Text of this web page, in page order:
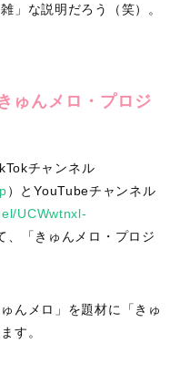
」な説明だろう（笑）。
ゅんメロ・プロジ
チャンネル
）とYouTubeチャンネル
UCWwtnxl-
、「きゅんメロ・プロジ
んメロ」を題材に「きゅ
す。